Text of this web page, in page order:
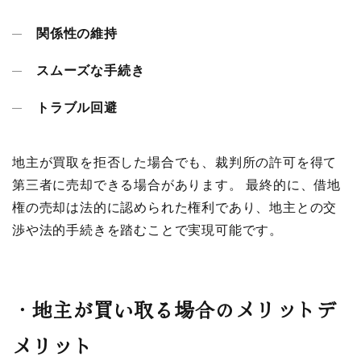
関係性の維持
スムーズな手続き
トラブル回避
地主が買取を拒否した場合でも、裁判所の許可を得て
第三者に売却できる場合があります。 最終的に、借地
権の売却は法的に認められた権利であり、地主との交
渉や法的手続きを踏むことで実現可能です。
・地主が買い取る場合のメリットデ
メリット